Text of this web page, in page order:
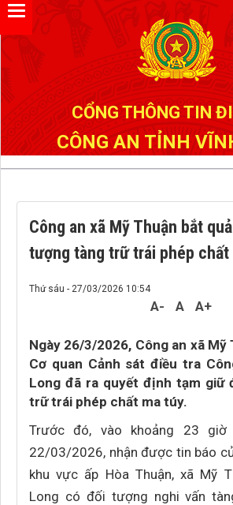
CỔNG THÔNG TIN
CÔNG AN TỈNH
Công an xã Mỹ Thuận bắt
tượng tàng trữ trái phép chất
Thứ sáu - 27/03/2026 10:54
A- A A+
Ngày 26/3/2026, Công an xã Mỹ
Cơ quan Cảnh sát điều tra
Long đã ra quyết định tạm giữ
trữ trái phép chất ma túy.
Trước đó, vào khoảng 23
22/03/2026, nhận được tin báo
khu vực ấp Hòa Thuận, xã Mỹ
Long có đối tượng nghi vấn